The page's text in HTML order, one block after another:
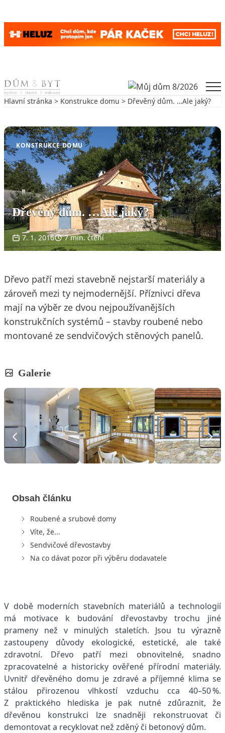
Skip to content
Hlavní stránka > Konstrukce domu > Dřevěný dům. …Ale jaký?
KONSTRUKCE DOMU
Dřevěný dům. …Ale jaký?
7. 1. 2016 7 min. čtení
Dřevo patří mezi stavebně nejstarší materiály a
zároveň mezi ty nejmodernější. Příznivci dřeva
mají na výběr ze dvou nejpoužívanějších
konstrukčních systémů – stavby roubené nebo
montované ze sendvičových stěnových panelů.
Galerie
Obsah článku
Roubené a srubové domy
Víte, že...
Sendvičové dřevostavby
Na co dávat pozor při výběru dodavatele
V době moderních stavebních materiálů a technologií
má motivace k budování dřevostavby trochu jiné
prameny než v minulých staletích. Jsou tu výrazně
zastoupeny důvody ekologické, estetické, ale také
zdravotní. Dřevo patří mezi obnovitelné, snadno
zpracovatelné a historicky ověřené přírodní materiály.
Uvnitř dřevěného domu je zdravé a příjemné klima se
stálou přirozenou vlhkostí vzduchu cca 40–50 %.
Z praktického hlediska je pak nutné zdůraznit, že
dřevěnou konstrukci lze snadněji rekonstruovat či
demontovat a recyklovat než zděný či betonový dům.